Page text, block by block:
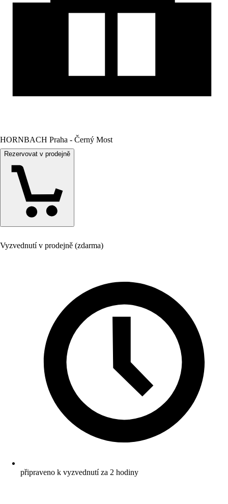
HORNBACH Praha - Černý Most
Rezervovat v prodejně
Vyzvednutí v prodejně (zdarma)
připraveno k vyzvednutí za 2 hodiny